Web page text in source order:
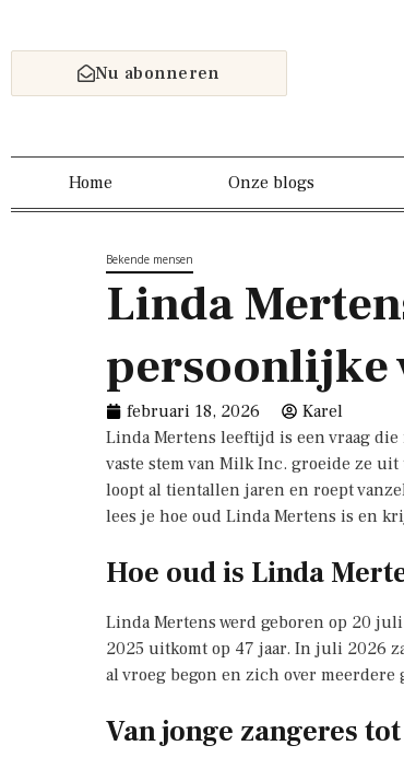
Nu abonneren
Home Onze blogs
Bekende mensen
Linda
persoonlijke
februari 18, 2026
Karel
Linda Mertens leeftijd is een vraag
vaste stem van Milk Inc. groeide ze
loopt al tientallen jaren en roept
lees je hoe oud Linda Mertens is en
Hoe oud is Linda
Linda Mertens werd geboren op 20
2025 uitkomt op 47 jaar. In juli 2026
al vroeg begon en zich over
Van jonge zangeres